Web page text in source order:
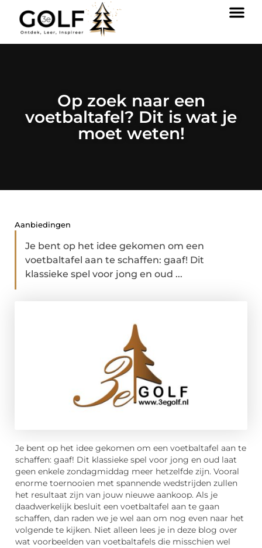
Op zoek naar een
voetbaltafel? Dit is wat je
moet weten!
Aanbiedingen
Je bent op het idee gekomen om een
voetbaltafel aan te schaffen: gaaf! Dit
klassieke spel voor jong en oud ...
Je bent op het idee gekomen om een voetbaltafel aan te
schaffen: gaaf! Dit klassieke spel voor jong en oud laat
geen enkele zondagmiddag meer hetzelfde zijn. Vooral
enorme toernooien met spannende wedstrijden zullen
het resultaat zijn van jouw nieuwe aankoop. Als je
daadwerkelijk besluit een voetbaltafel aan te gaan
schaffen, dan raden we je wel aan om nog even naar het
volgende te kijken. Niet alleen lees je in deze blog over
wat voorbeelden van voetbaltafels die misschien wel